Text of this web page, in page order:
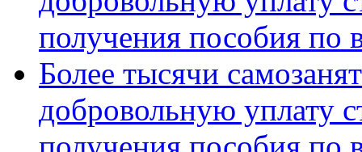
получения пособия по
Более тысячи
добровольную уплату